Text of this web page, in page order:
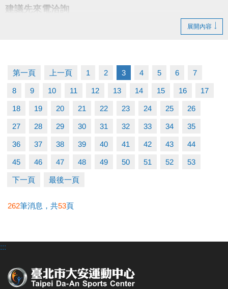
建議先來電洽詢
• 須以偶數點，2小時為單位承租
• 1人限承租一時段一面，如須承租多時段多面須重新
排隊
• 嚴禁私人教學
展開內容
第一頁 上一頁 1 2 3 4 5 6 7
8 9 10 11 12 13 14 15 16 17
18 19 20 21 22 23 24 25 26
27 28 29 30 31 32 33 34 35
36 37 38 39 40 41 42 43 44
45 46 47 48 49 50 51 52 53
下一頁 最後一頁
262筆消息，共53頁
:::